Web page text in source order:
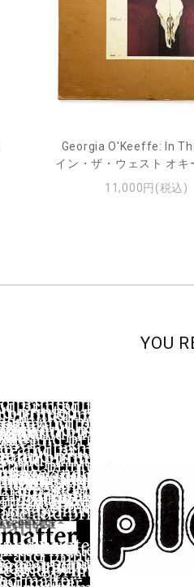
Georgia O'Keeffe: In
イン・ザ・ウェスト オキ
11,000円(税込)
YOU